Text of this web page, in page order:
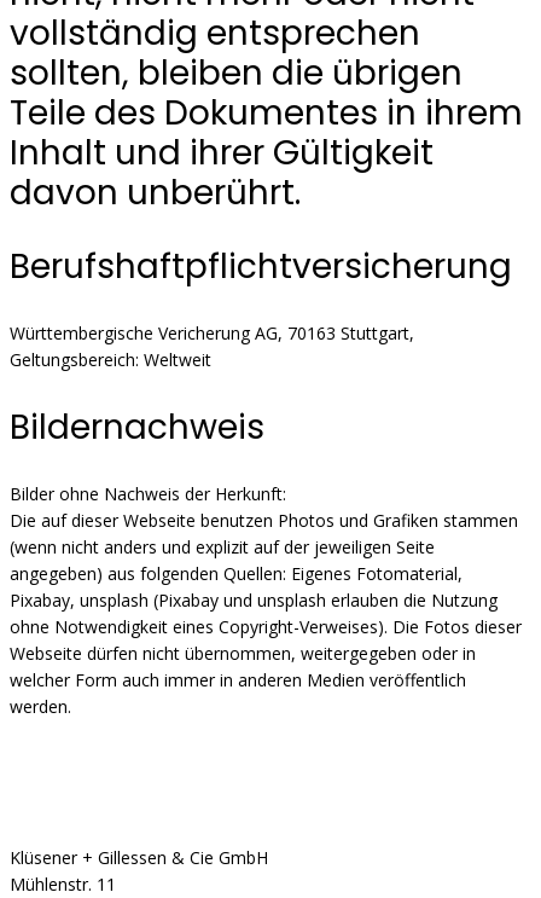
vollständig entsprechen
sollten, bleiben die übrigen
Teile des Dokumentes in ihrem
Inhalt und ihrer Gültigkeit
davon unberührt.
Berufshaftpflichtversicherung
Württembergische Vericherung AG, 70163 Stuttgart,
Geltungsbereich: Weltweit
Bildernachweis
Bilder ohne Nachweis der Herkunft:
Die auf dieser Webseite benutzen Photos und Grafiken stammen
(wenn nicht anders und explizit auf der jeweiligen Seite
angegeben) aus folgenden Quellen: Eigenes Fotomaterial,
Pixabay, unsplash (Pixabay und unsplash erlauben die Nutzung
ohne Notwendigkeit eines Copyright-Verweises). Die Fotos dieser
Webseite dürfen nicht übernommen, weitergegeben oder in
welcher Form auch immer in anderen Medien veröffentlich
werden.
Klüsener + Gillessen & Cie GmbH
Mühlenstr. 11